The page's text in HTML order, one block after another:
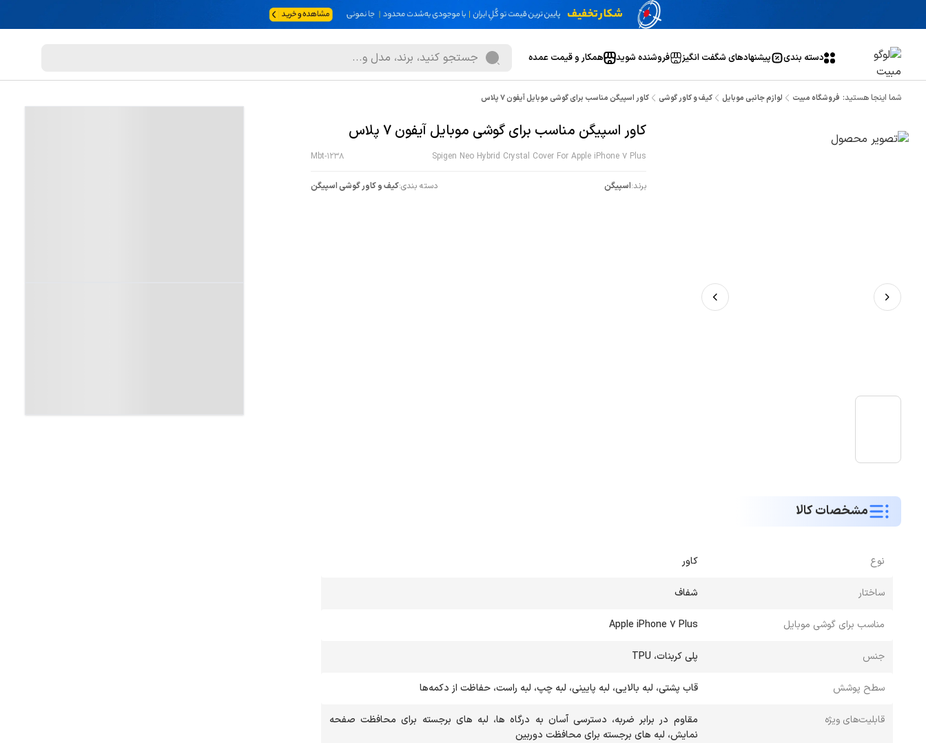
دسته بندی پیشنهاد‌های شگفت انگیز فروشنده شوید همکار و قیمت عمده
شما اینجا هستید: فروشگاه مبیت لوازم جانبی موبایل کیف و کاور گوشی کاور اسپیگن مناسب برای گوشی موبایل آیفون 7 پلاس
کاور اسپیگن مناسب برای گوشی موبایل آیفون 7 پلاس
Spigen Neo Hybrid Crystal Cover For Apple iPhone 7 Plus
Mbt-1238
برند:اسپیگن دسته بندی:کیف و کاور گوشی اسپیگن
مشخصات کالا
نوع کاور
ساختار شفاف
مناسب برای گوشی موبایل Apple iPhone 7 Plus
جنس پلی کربنات، TPU
سطح پوشش قاب پشتی، لبه بالایی، لبه پایینی، لبه چپ، لبه راست، حفاظت از دکمه‌ها
قابلیت‌های ویژه
مقاوم در برابر ضربه، دسترسی آسان به درگاه ها، لبه های برجسته برای محافظت صفحه
نمایش، لبه های برجسته برای محافظت دوربین